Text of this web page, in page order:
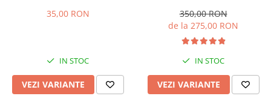
35,00 RON
IN STOC
VEZI VARIANTE
350,00 RON
de la 275,00 RON
IN STOC
VEZI VARIANTE